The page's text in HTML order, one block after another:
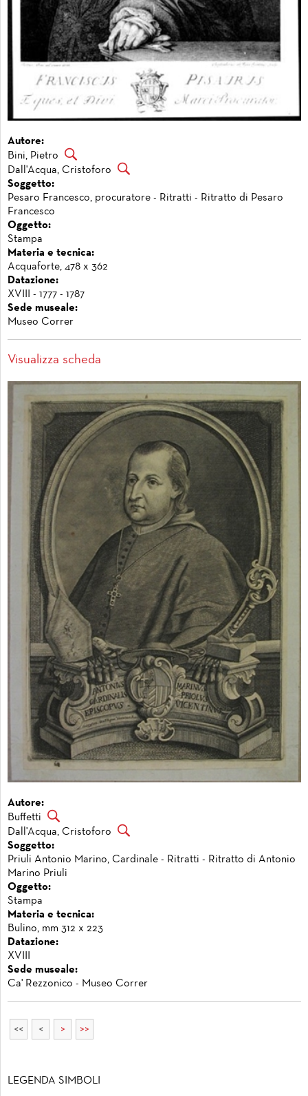
Autore:
Bini, Pietro
Dall'Acqua, Cristoforo
Soggetto:
Pesaro Francesco, procuratore - Ritratti - Ritratto di Pesaro
Francesco
Oggetto:
Stampa
Materia e tecnica:
Acquaforte, 478 x 362
Datazione:
XVIII - 1777 - 1787
Sede museale:
Museo Correr
Visualizza scheda
Autore:
Buffetti
Dall'Acqua, Cristoforo
Soggetto:
Priuli Antonio Marino, Cardinale - Ritratti - Ritratto di Antonio
Marino Priuli
Oggetto:
Stampa
Materia e tecnica:
Bulino, mm 312 x 223
Datazione:
XVIII
Sede museale:
Ca' Rezzonico - Museo Correr
<< < > >>
LEGENDA SIMBOLI